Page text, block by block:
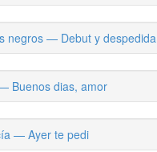
negros — Debut y despedida
Buenos dias, amor
— Ayer te pedi